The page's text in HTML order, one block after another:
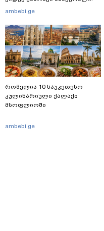
რომელ ქვეყნამდე მივიდა
სპეცოპერაციის შემდეგ
ambebi.ge
რომელია 10 საუკეთესო
კულინარიული ქალაქი
მსოფლიოში
ambebi.ge